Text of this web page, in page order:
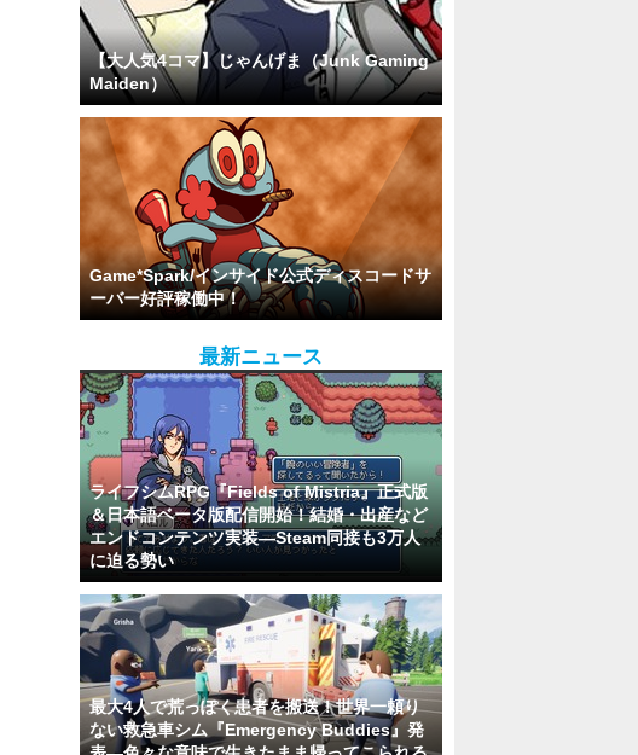
【大人気4コマ】じゃんげま（Junk Gaming
Maiden）
Game*Spark/インサイド公式ディスコードサ
ーバー好評稼働中！
最新ニュース
ライフシムRPG『Fields of Mistria』正式版
＆日本語ベータ版配信開始！結婚・出産など
エンドコンテンツ実装―Steam同接も3万人
に迫る勢い
最大4人で荒っぽく患者を搬送！世界一頼り
ない救急車シム『Emergency Buddies』発